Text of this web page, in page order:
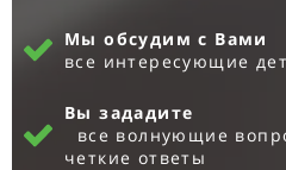
Мы обсудим с Вами
все интересующие
Вы зададите
все волнующие
четкие ответы